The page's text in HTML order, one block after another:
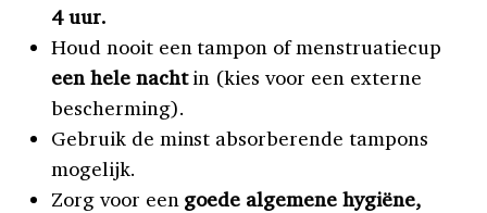
4 uur.
Houd nooit een tampon of menstruatiecup
een hele nachtin (kies voor een externe
bescherming).
Gebruik de minst absorberende tampons
mogelijk.
Zorg voor een goede algemene hygiëne,